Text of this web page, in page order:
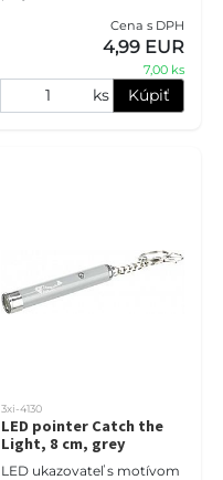
Cena s DPH
4,99 EUR
7,00 ks
ks Kúpiť
3xi-4130
LED pointer Catch the
Light, 8 cm, grey
LED ukazovateľ s motívom